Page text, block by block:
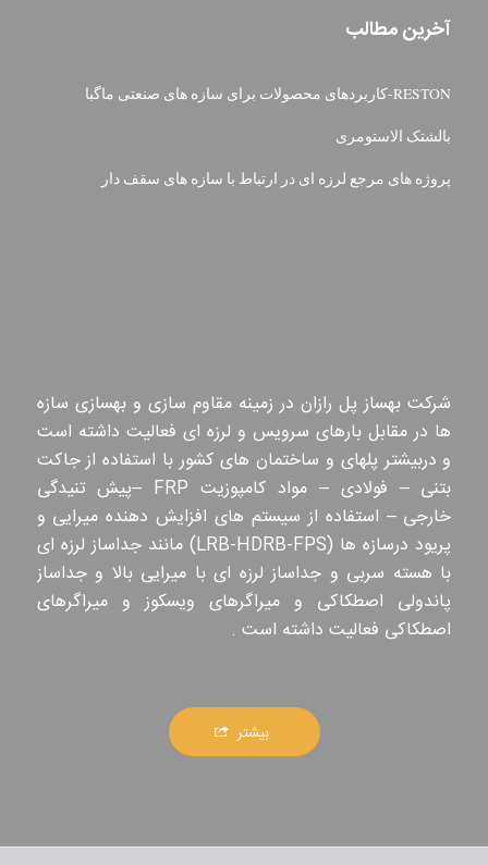
آخرین مطالب
RESTON-کاربردهای محصولات برای سازه های صنعتی ماگبا
بالشتک الاستومری
پروژه های مرجع لرزه ای در ارتباط با سازه های سقف دار
شرکت بهساز پل رازان در زمینه مقاوم سازی و بهسازی سازه
ها در مقابل بارهای سرویس و لرزه ای فعالیت داشته است
و دربیشتر پلهای و ساختمان های کشور با استفاده از جاکت
بتنی – فولادی – مواد کامپوزیت FRP –پیش تنیدگی
خارجی – استفاده از سیستم های افزایش دهنده میرایی و
پریود درسازه ها (LRB-HDRB-FPS) مانند جداساز لرزه ای
با هسته سربی و جداساز لرزه ای با میرایی بالا و جداساز
پاندولی اصطکاکی و میراگرهای ویسکوز و میراگرهای
اصطکاکی فعالیت داشته است .
بیشتر